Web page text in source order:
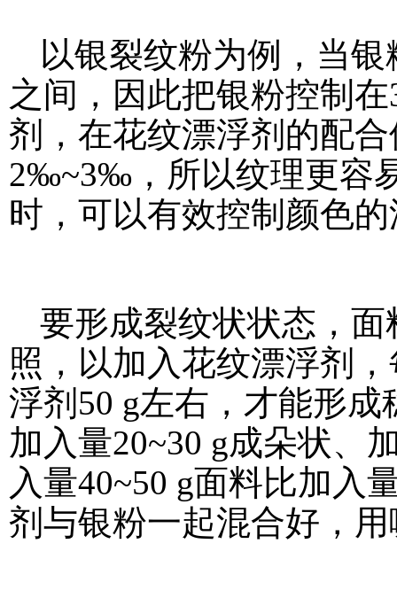
以银裂纹粉为例，当
之间，因此把银粉控制
剂，在花纹漂浮剂的配
2‰~3‰，所以纹理更容
时，可以有效控制颜色
要形成裂纹状状态，
照，以加入花纹漂浮剂
浮剂50 g左右，才能形
加入量20~30 g成朵状、
入量40~50 g面料比加入
剂与银粉一起混合好，